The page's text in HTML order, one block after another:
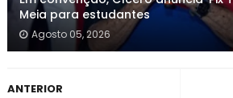
Meia para estudantes
Agosto 05, 2026
ANTERIOR